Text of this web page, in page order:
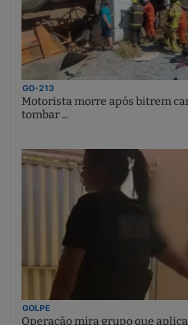
GO-213
Motorista morre após bitrem
tombar ...
GOLPE
Operação mira grupo que